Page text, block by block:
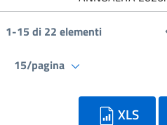
1-15 di 22 elementi
15/pagina
XLS